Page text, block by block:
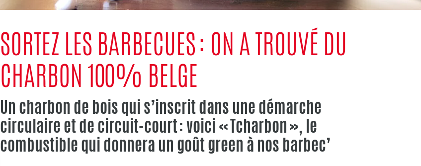
SORTEZ LES BARBECUES : ON A TROUVÉ DU
CHARBON 100% BELGE
Un charbon de bois qui s’inscrit dans une démarche
circulaire et de circuit-court : voici « Tcharbon », le
combustible qui donnera un goût green à nos barbec’